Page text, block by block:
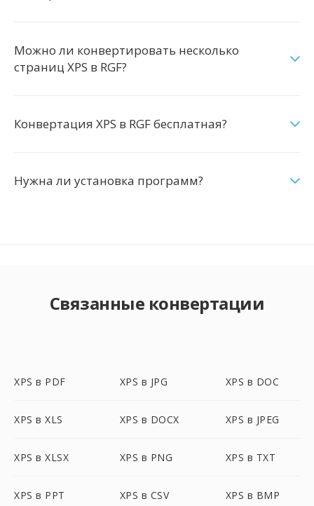
Можно ли конвертировать несколько
страниц XPS в RGF?
Конвертация XPS в RGF бесплатная?
Нужна ли установка программ?
Связанные конвертации
XPS в PDF XPS в JPG XPS в DOC
XPS в XLS XPS в DOCX XPS в JPEG
XPS в XLSX XPS в PNG XPS в TXT
XPS в PPT XPS в CSV XPS в BMP